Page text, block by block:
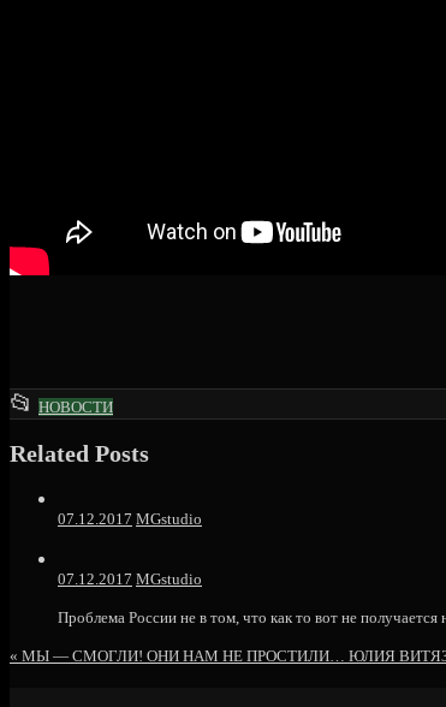
📂 This
was
НОВОСТИ
Related Posts
07.12.2017 MGstudio
07.12.2017 MGstudio
Проблема России не в том, что как то вот не
« МЫ — СМОГЛИ! ОНИ НАМ НЕ ПРОСТИЛИ… ЮЛИЯ